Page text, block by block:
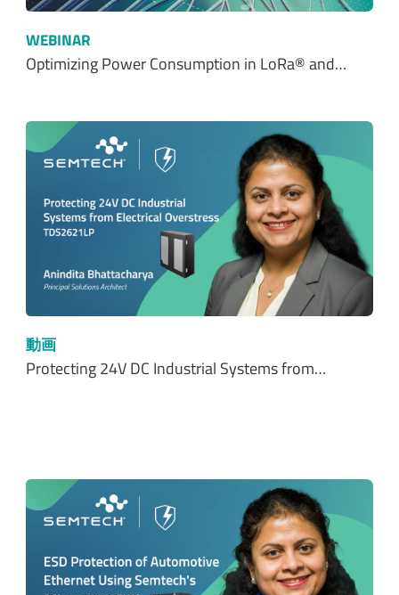
WEBINAR
Optimizing Power Consumption in LoRa® and…
動画
Protecting 24V DC Industrial Systems from…